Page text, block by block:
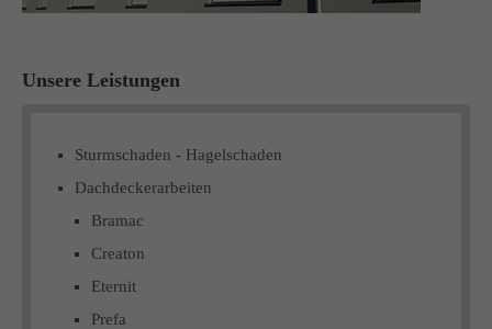
Unsere Leistungen
Sturmschaden - Hagelschaden
Dachdeckerarbeiten
Bramac
Creaton
Eternit
Prefa